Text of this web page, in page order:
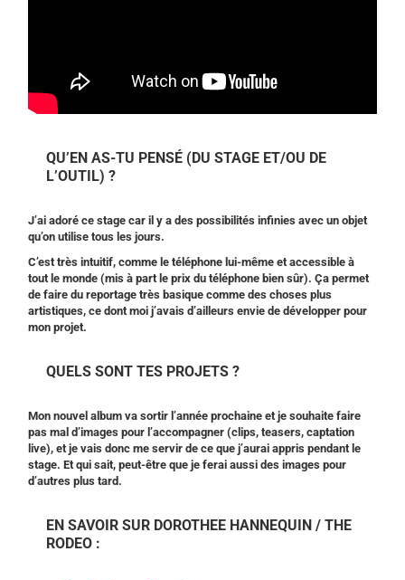
QU’EN AS-TU PENSÉ (DU STAGE ET/OU DE
L’OUTIL) ?
J’ai adoré ce stage car il y a des possibilités infinies avec un objet
qu’on utilise tous les jours.
C’est très intuitif, comme le téléphone lui-même et accessible à
tout le monde (mis à part le prix du téléphone bien sûr). Ça permet
de faire du reportage très basique comme des choses plus
artistiques, ce dont moi j’avais d’ailleurs envie de développer pour
mon projet.
QUELS SONT TES PROJETS ?
Mon nouvel album va sortir l’année prochaine et je souhaite faire
pas mal d’images pour l’accompagner (clips, teasers, captation
live), et je vais donc me servir de ce que j’aurai appris pendant le
stage. Et qui sait, peut-être que je ferai aussi des images pour
d’autres plus tard.
EN SAVOIR SUR DOROTHEE HANNEQUIN / THE
RODEO :